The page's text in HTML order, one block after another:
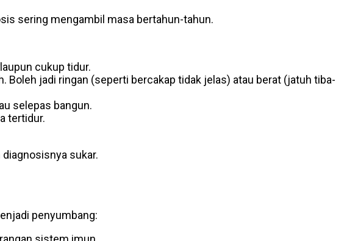
sering mengambil masa bertahun-tahun.
cukup tidur.
jadi ringan (seperti bercakap tidak jelas) atau berat (jatuh tiba-
selepas bangun.
tertidur.
diagnosisnya sukar.
penyumbang: